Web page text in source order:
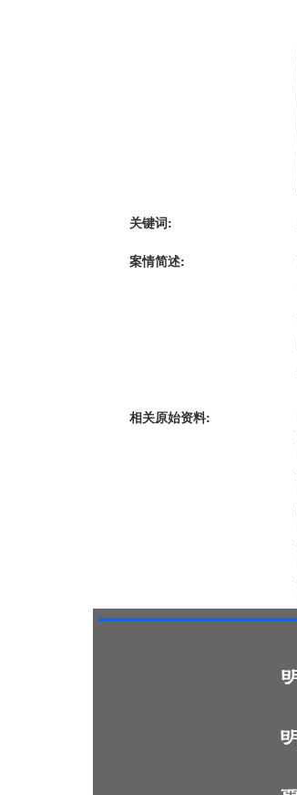
关键词:
案情简述:
相关原始资料: